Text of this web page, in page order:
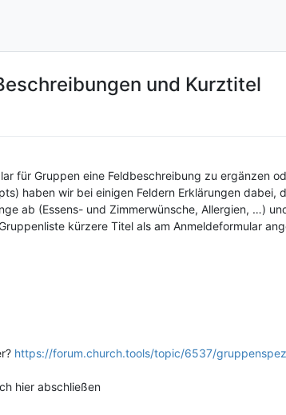
und Kurztitel
für Gruppen eine Feldbeschreibung zu ergänzen
haben wir bei einigen Feldern Erklärungen
ab (Essens- und Zimmerwünsche, Allergien, …)
kürzere Titel als am Anmeldeformular
https://forum.church.tools/topic/6537/
hier abschließen